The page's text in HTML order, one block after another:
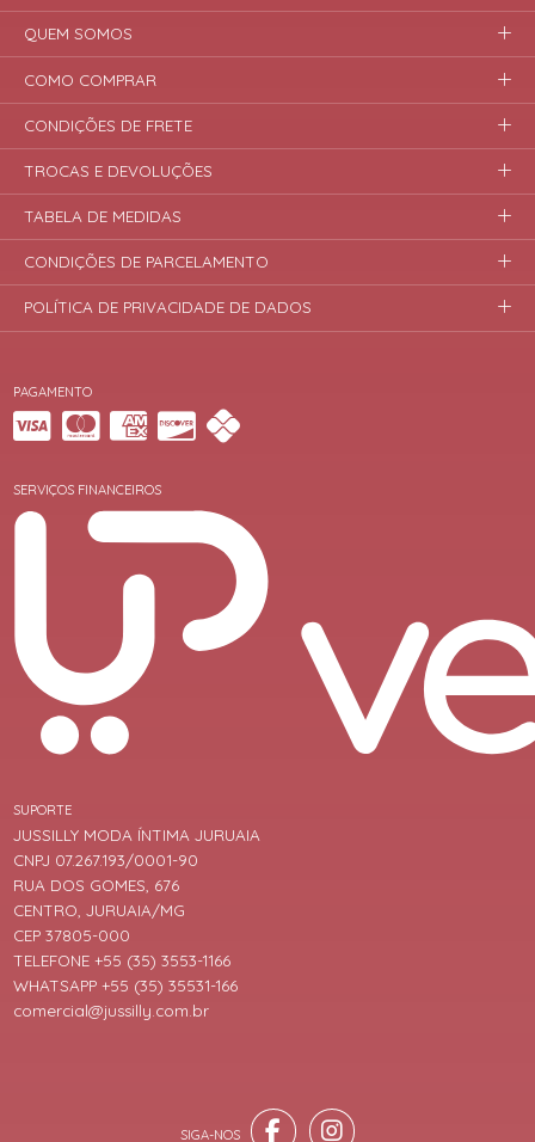
PAGAMENTO
SERVIÇOS FINANCEIROS
SUPORTE
JUSSILLY MODA ÍNTIMA JURUAIA
CNPJ 07.267.193/0001-90
RUA DOS GOMES, 676
CENTRO, JURUAIA/MG
CEP 37805-000
TELEFONE +55 (35) 3553-1166
WHATSAPP +55 (35) 35531-166
comercial@jussilly.com.br
QUEM SOMOS
COMO COMPRAR
CONDIÇÕES DE FRETE
TROCAS E DEVOLUÇÕES
TABELA DE MEDIDAS
CONDIÇÕES DE PARCELAMENTO
POLÍTICA DE PRIVACIDADE DE DADOS